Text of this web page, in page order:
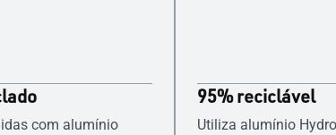
com alumínio
95% reciclável
Utiliza alumínio